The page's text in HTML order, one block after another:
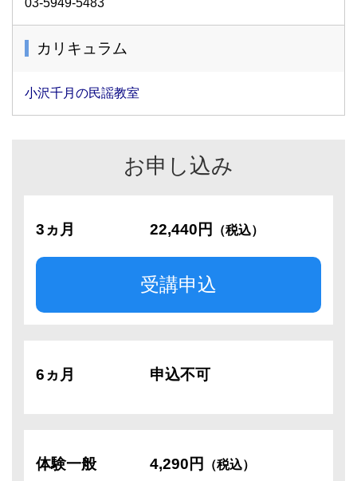
03-5949-5483
カリキュラム
小沢千月の民謡教室
お申し込み
3ヵ月 22,440円 （税込）
受講申込
6ヵ月 申込不可
体験一般 4,290円 （税込）